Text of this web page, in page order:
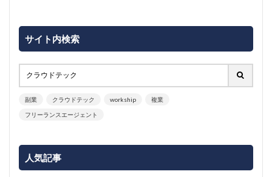
サイト内検索
副業 クラウドテック workship 複業
フリーランスエージェント
人気記事